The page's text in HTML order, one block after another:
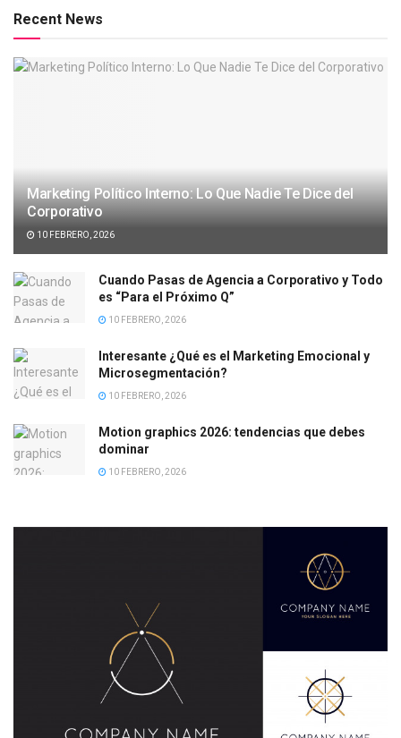
Recent News
Marketing Político Interno: Lo Que Nadie Te Dice del
Corporativo
10 FEBRERO, 2026
Cuando Pasas de Agencia a Corporativo y Todo
es “Para el Próximo Q”
10 FEBRERO, 2026
Interesante ¿Qué es el Marketing Emocional y
Microsegmentación?
10 FEBRERO, 2026
Motion graphics 2026: tendencias que debes
dominar
10 FEBRERO, 2026